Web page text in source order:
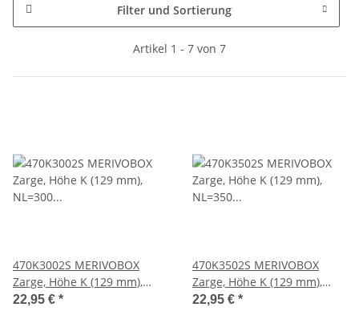
Filter und Sortierung
Artikel 1 - 7 von 7
470K3002S MERIVOBOX
Zarge, Höhe K (129 mm),
NL=300 mm, li/re, inkl.
22,95 € *
470K3502S MERIVOBOX
Zarge, Höhe K (129 mm),
NL=350 mm, li/re, inkl.
22,95 € *